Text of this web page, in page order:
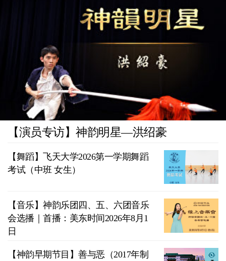
【演员专访】神韵明星—洪绍豪
【舞蹈】飞天大学2026第一学期舞蹈
考试（中班 女生）
【音乐】神韵乐团四、五、六团音乐
会选播｜首播：美东时间2026年8月1
日
【神韵早期节目】善与恶（2017年制